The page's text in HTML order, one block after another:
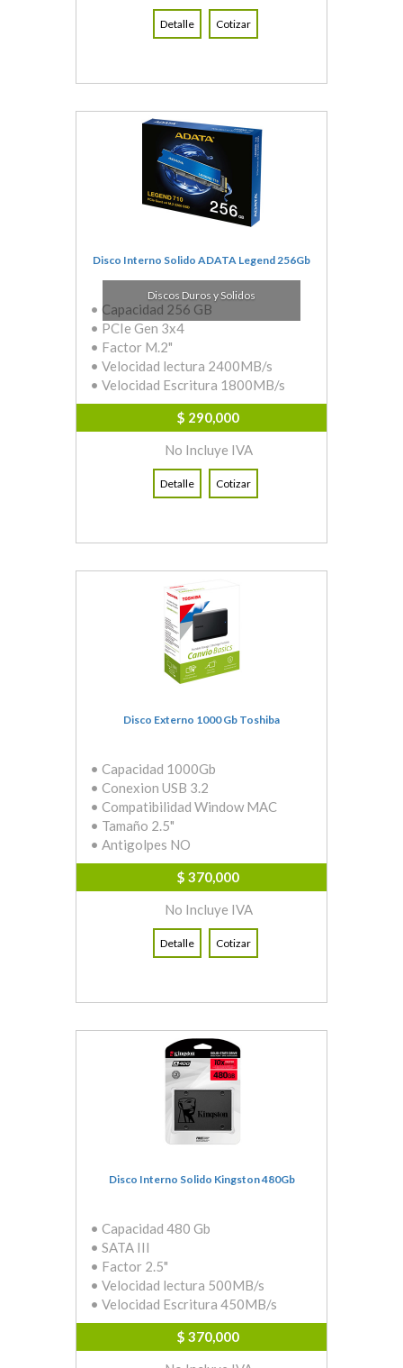
Discos Duros y Solidos
Detalle Cotizar
Disco Interno Solido ADATA Legend 256Gb
• Capacidad 256 GB
• PCIe Gen 3x4
• Factor M.2"
• Velocidad lectura 2400MB/s
• Velocidad Escritura 1800MB/s
$ 290,000
No Incluye IVA
Detalle Cotizar
Disco Externo 1000 Gb Toshiba
• Capacidad 1000Gb
• Conexion USB 3.2
• Compatibilidad Window MAC
• Tamaño 2.5"
• Antigolpes NO
$ 370,000
No Incluye IVA
Detalle Cotizar
Disco Interno Solido Kingston 480Gb
• Capacidad 480 Gb
• SATA III
• Factor 2.5"
• Velocidad lectura 500MB/s
• Velocidad Escritura 450MB/s
$ 370,000